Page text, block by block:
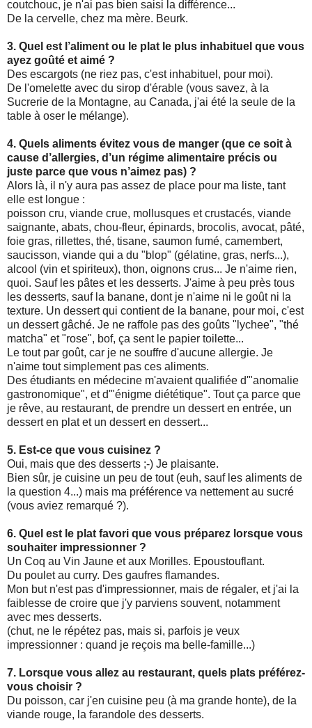
coutchouc, je n'ai pas bien saisi la différence...
De la cervelle, chez ma mère. Beurk.
3. Quel est l’aliment ou le plat le plus inhabituel que vous
ayez goûté et aimé ?
Des escargots (ne riez pas, c'est inhabituel, pour moi).
De l'omelette avec du sirop d'érable (vous savez, à la
Sucrerie de la Montagne, au Canada, j'ai été la seule de la
table à oser le mélange).
4. Quels aliments évitez vous de manger (que ce soit à
cause d’allergies, d’un régime alimentaire précis ou
juste parce que vous n’aimez pas) ?
Alors là, il n'y aura pas assez de place pour ma liste, tant
elle est longue :
poisson cru, viande crue, mollusques et crustacés, viande
saignante, abats, chou-fleur, épinards, brocolis, avocat, pâté,
foie gras, rillettes, thé, tisane, saumon fumé, camembert,
saucisson, viande qui a du "blop" (gélatine, gras, nerfs...),
alcool (vin et spiriteux), thon, oignons crus... Je n'aime rien,
quoi. Sauf les pâtes et les desserts. J'aime à peu près tous
les desserts, sauf la banane, dont je n'aime ni le goût ni la
texture. Un dessert qui contient de la banane, pour moi, c'est
un dessert gâché. Je ne raffole pas des goûts "lychee", "thé
matcha" et "rose", bof, ça sent le papier toilette...
Le tout par goût, car je ne souffre d'aucune allergie. Je
n'aime tout simplement pas ces aliments.
Des étudiants en médecine m'avaient qualifiée d'"anomalie
gastronomique", et d'"énigme diététique". Tout ça parce que
je rêve, au restaurant, de prendre un dessert en entrée, un
dessert en plat et un dessert en dessert...
5. Est-ce que vous cuisinez ?
Oui, mais que des desserts ;-) Je plaisante.
Bien sûr, je cuisine un peu de tout (euh, sauf les aliments de
la question 4...) mais ma préférence va nettement au sucré
(vous aviez remarqué ?).
6. Quel est le plat favori que vous préparez lorsque vous
souhaiter impressionner ?
Un Coq au Vin Jaune et aux Morilles. Epoustouflant.
Du poulet au curry. Des gaufres flamandes.
Mon but n'est pas d'impressionner, mais de régaler, et j'ai la
faiblesse de croire que j'y parviens souvent, notamment
avec mes desserts.
(chut, ne le répétez pas, mais si, parfois je veux
impressionner : quand je reçois ma belle-famille...)
7. Lorsque vous allez au restaurant, quels plats préférez-
vous choisir ?
Du poisson, car j'en cuisine peu (à ma grande honte), de la
viande rouge, la farandole des desserts.